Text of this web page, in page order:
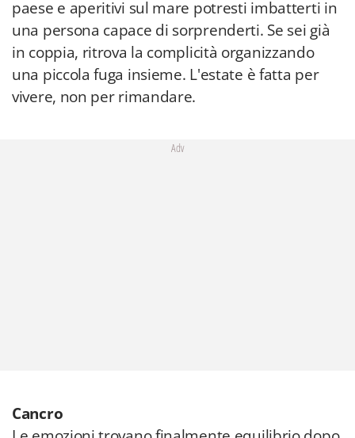
paese e aperitivi sul mare potresti imbatterti in
una persona capace di sorprenderti. Se sei già
in coppia, ritrova la complicità organizzando
una piccola fuga insieme. L'estate è fatta per
vivere, non per rimandare.
Adv
Cancro